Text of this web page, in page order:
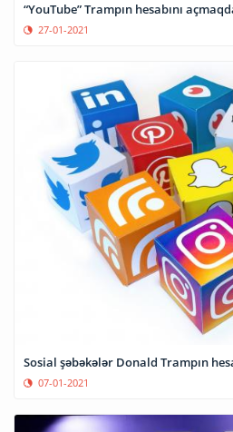
“YouTube” Trampın hesabını
27-01-2021
Sosial şəbəkələr Donald Trampın
07-01-2021